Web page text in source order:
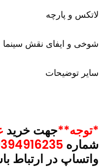
لاتکس و پارچه
شوخی و ایفای نقش سینما و
سایر توضیحات
*توجه**جهت خرید
شماره
واتساپ در ارتباط